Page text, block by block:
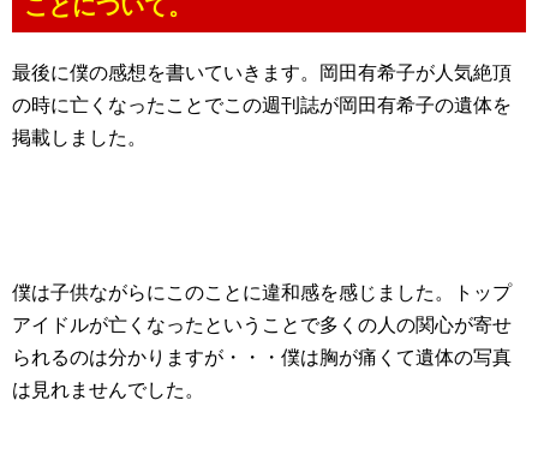
ことについて。
最後に僕の感想を書いていきます。岡田有希子が人気絶頂
の時に亡くなったことでこの週刊誌が岡田有希子の遺体を
掲載しました。
僕は子供ながらにこのことに違和感を感じました。トップ
アイドルが亡くなったということで多くの人の関心が寄せ
られるのは分かりますが・・・僕は胸が痛くて遺体の写真
は見れませんでした。